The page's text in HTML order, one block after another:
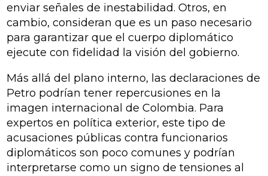
enviar señales de inestabilidad. Otros, en
cambio, consideran que es un paso necesario
para garantizar que el cuerpo diplomático
ejecute con fidelidad la visión del gobierno.
Más allá del plano interno, las declaraciones de
Petro podrían tener repercusiones en la
imagen internacional de Colombia. Para
expertos en política exterior, este tipo de
acusaciones públicas contra funcionarios
diplomáticos son poco comunes y podrían
interpretarse como un signo de tensiones al